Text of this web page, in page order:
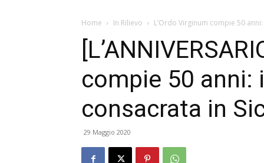
Home In Rilievo L’Ordo Virginum compie 50
compie 50 anni:
consacrata in
29 Maggio 2020